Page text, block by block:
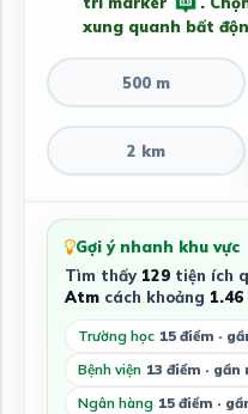
xung quanh bất
500 m
2 km
Gợi ý nhanh khu vực
Tìm thấy 129tiện ích
Atmcách khoảng 1.46
Trường học 15 điểm ·
Bệnh viện 13 điểm ·
Ngân hàng 15 điểm ·